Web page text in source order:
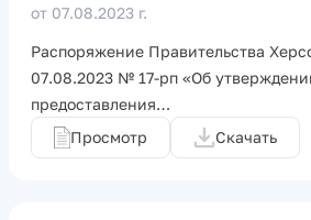
от 07.08.2023 г.
Распоряжение Правительства
07.08.2023 № 17-рп «Об
предоставления…
Просмотр
Скачать